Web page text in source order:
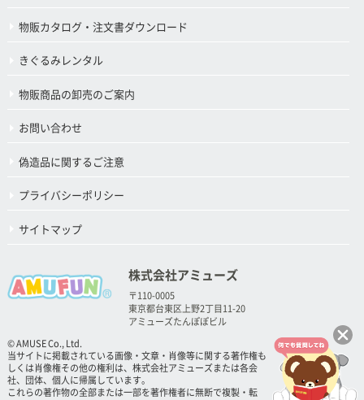
物販カタログ・注文書ダウンロード
きぐるみレンタル
物販商品の卸売のご案内
お問い合わせ
偽造品に関するご注意
プライバシーポリシー
サイトマップ
株式会社アミューズ
〒110-0005
東京都台東区上野2丁目11-20
アミューズたんぽぽビル
© AMUSE Co., Ltd.
当サイトに掲載されている画像・文章・肖像等に関する著作権も
しくは肖像権その他の権利は、株式会社アミューズまたは各会
社、団体、個人に帰属しています。
これらの著作物の全部または一部を著作権者に無断で複製・転